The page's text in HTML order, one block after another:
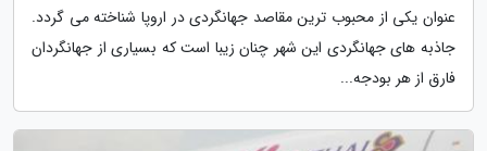
عنوان یکی از محبوب ترین مقاصد جهانگردی در اروپا شناخته می گردد.
جاذبه های جهانگردی این شهر چنان زیبا است که بسیاری از جهانگردان
فارق از هر بودجه...